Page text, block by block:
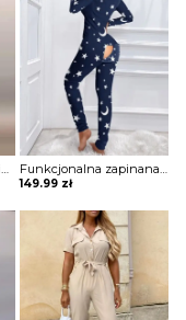
Kombinezon z nadrukiem latarni kreskówek Eliana Funkcjonalna zapinana na guziki piżama dla dorosłych z nadrukiem gwiazdy księżyca kombinezon Annamarie
149.99 zł